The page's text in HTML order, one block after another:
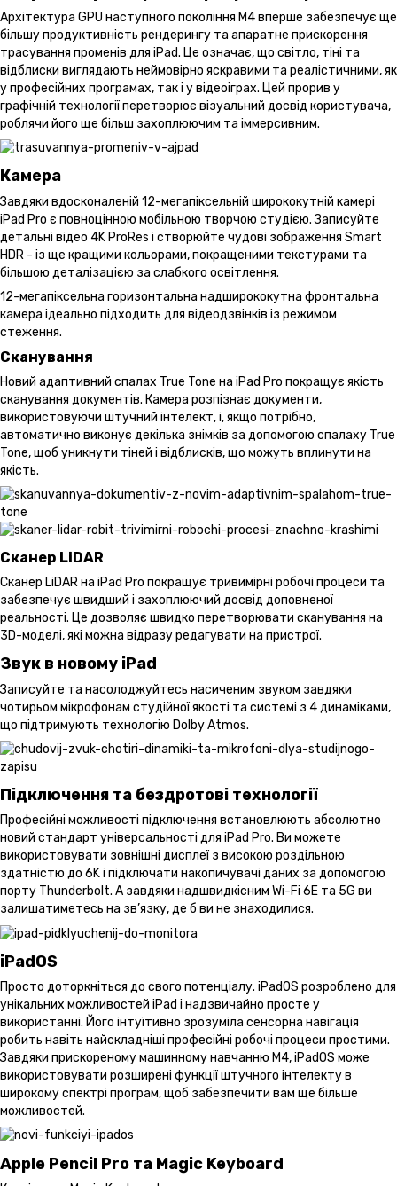
Архітектура GPU наступного покоління M4 вперше забезпечує ще
більшу продуктивність рендерингу та апаратне прискорення
трасування променів для iPad. Це означає, що світло, тіні та
відблиски виглядають неймовірно яскравими та реалістичними, як
у професійних програмах, так і у відеоіграх. Цей прорив у
графічній технології перетворює візуальний досвід користувача,
роблячи його ще більш захоплюючим та іммерсивним.
Камера
Завдяки вдосконаленій 12-мегапіксельній ширококутній камері
iPad Pro є повноцінною мобільною творчою студією. Записуйте
детальні відео 4K ProRes і створюйте чудові зображення Smart
HDR - із ще кращими кольорами, покращеними текстурами та
більшою деталізацією за слабкого освітлення.
12-мегапіксельна горизонтальна надширококутна фронтальна
камера ідеально підходить для відеодзвінків із режимом
стеження.
Сканування
Новий адаптивний спалах True Tone на iPad Pro покращує якість
сканування документів. Камера розпізнає документи,
використовуючи штучний інтелект, і, якщо потрібно,
автоматично виконує декілька знімків за допомогою спалаху True
Tone, щоб уникнути тіней і відблисків, що можуть вплинути на
якість.
Сканер LiDAR
Сканер LiDAR на iPad Pro покращує тривимірні робочі процеси та
забезпечує швидший і захоплюючий досвід доповненої
реальності. Це дозволяє швидко перетворювати сканування на
3D-моделі, які можна відразу редагувати на пристрої.
Звук в новому iPad
Записуйте та насолоджуйтесь насиченим звуком завдяки
чотирьом мікрофонам студійної якості та системі з 4 динаміками,
що підтримують технологію Dolby Atmos.
Підключення та бездротові технології
Професійні можливості підключення встановлюють абсолютно
новий стандарт універсальності для iPad Pro. Ви можете
використовувати зовнішні дисплеї з високою роздільною
здатністю до 6K і підключати накопичувачі даних за допомогою
порту Thunderbolt. А завдяки надшвидкісним Wi-Fi 6E та 5G ви
залишатиметесь на зв’язку, де б ви не знаходилися.
iPadOS
Просто доторкніться до свого потенціалу. iPadOS розроблено для
унікальних можливостей iPad і надзвичайно просте у
використанні. Його інтуїтивно зрозуміла сенсорна навігація
робить навіть найскладніші професійні робочі процеси простими.
Завдяки прискореному машинному навчанню M4, iPadOS може
використовувати розширені функції штучного інтелекту в
широкому спектрі програм, щоб забезпечити вам ще більше
можливостей.
Apple Pencil Pro та Magic Keyboard